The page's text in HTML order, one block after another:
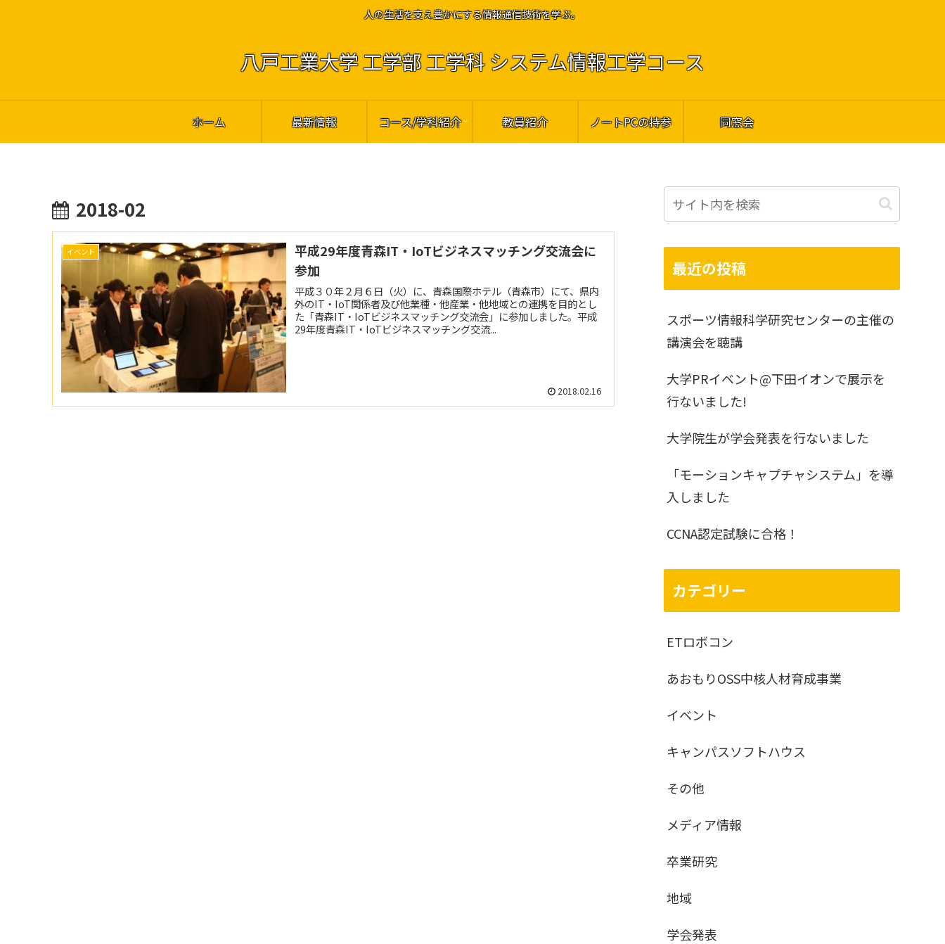
人の生活を支え豊かにする情報通信技術を学ぶ。
八戸工業大学 工学部 工学科 システム情報工学コース
ホーム 最新情報 コース/学科紹介 教員紹介 ノートPCの持参 同窓会
2018-02
イベント
平成29年度青森IT・IoTビジネスマッチング交流会に
参加
平成３０年２月６日（火）に、青森国際ホテル（青森市）にて、県内
外のIT・IoT関係者及び他業種・他産業・他地域との連携を目的とし
た「青森IT・IoTビジネスマッチング交流会」に参加しました。平成
29年度青森IT・IoTビジネスマッチング交流...
2018.02.16
最近の投稿
スポーツ情報科学研究センターの主催の
講演会を聴講
大学PRイベント@下田イオンで展示を
行ないました!
大学院生が学会発表を行ないました
「モーションキャプチャシステム」を導
入しました
CCNA認定試験に合格！
カテゴリー
ETロボコン
あおもりOSS中核人材育成事業
イベント
キャンパスソフトハウス
その他
メディア情報
卒業研究
地域
学会発表